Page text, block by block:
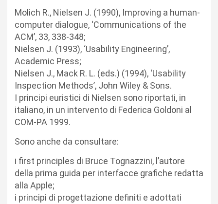
Molich R., Nielsen J. (1990), Improving a human-
computer dialogue, ‘Communications of the
ACM’, 33, 338-348;
Nielsen J. (1993), ‘Usability Engineering’,
Academic Press;
Nielsen J., Mack R. L. (eds.) (1994), ‘Usability
Inspection Methods’, John Wiley & Sons.
I principi euristici di Nielsen sono riportati, in
italiano, in un intervento di Federica Goldoni al
COM-PA 1999.
Sono anche da consultare:
i first principles di Bruce Tognazzini, l’autore
della prima guida per interfacce grafiche redatta
alla Apple;
i principi di progettazione definiti e adottati